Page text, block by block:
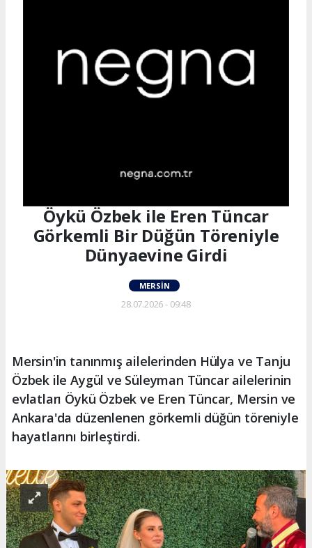
Öykü Özbek ile Eren Tüncar
Görkemli Bir Düğün Töreniyle
Dünyaevine Girdi
MERSIN
28.07.2026 - 09:48
Mersin'in tanınmış ailelerinden Hülya ve Tanju
Özbek ile Aygül ve Süleyman Tüncar ailelerinin
evlatları Öykü Özbek ve Eren Tüncar, Mersin ve
Ankara'da düzenlenen görkemli düğün töreniyle
hayatlarını birleştirdi.